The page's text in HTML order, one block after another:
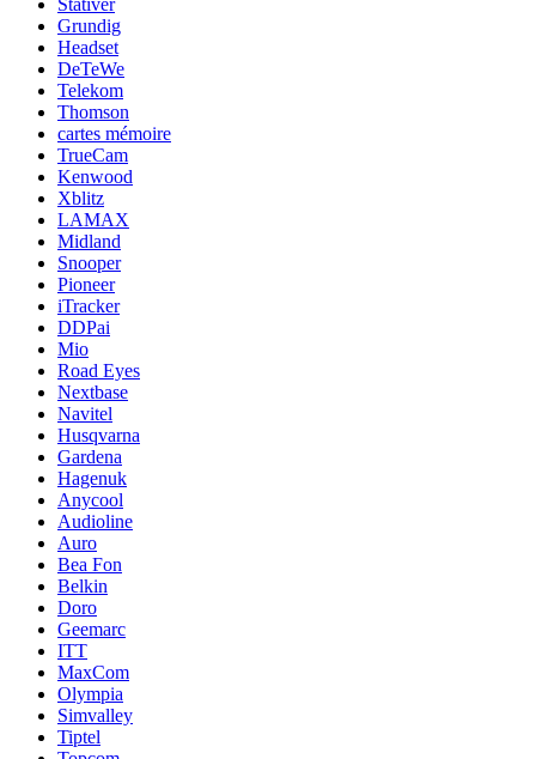
Stativer
Grundig
Headset
DeTeWe
Telekom
Thomson
cartes mémoire
TrueCam
Kenwood
Xblitz
LAMAX
Midland
Snooper
Pioneer
iTracker
DDPai
Mio
Road Eyes
Nextbase
Navitel
Husqvarna
Gardena
Hagenuk
Anycool
Audioline
Auro
Bea Fon
Belkin
Doro
Geemarc
ITT
MaxCom
Olympia
Simvalley
Tiptel